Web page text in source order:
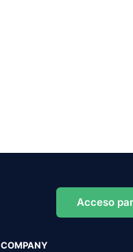
Acceso
COMPANY